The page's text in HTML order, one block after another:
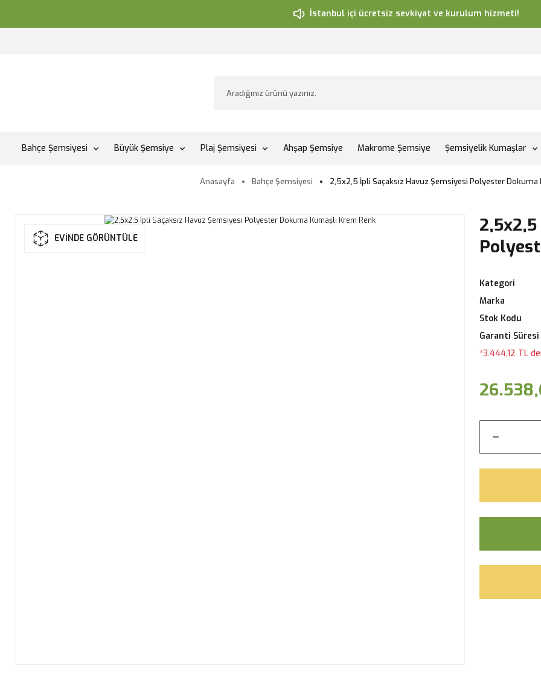
İstanbul içi ücretsiz sevkiyat ve kurulum hizmeti!
Bahçe Şemsiyesi Büyük Şemsiye Plaj Şemsiyesi Ahşap Şemsiye Makrome Şemsiye Şemsiyelik Kumaşlar
Anasayfa Bahçe Şemsiyesi 2,5x2,5 İpli Saçaksız Havuz Şemsiyesi Polyester Dokuma
EVİNDE GÖRÜNTÜLE
Kategori
Marka
Stok Kodu
Garanti Süresi
*3.444,12 TL